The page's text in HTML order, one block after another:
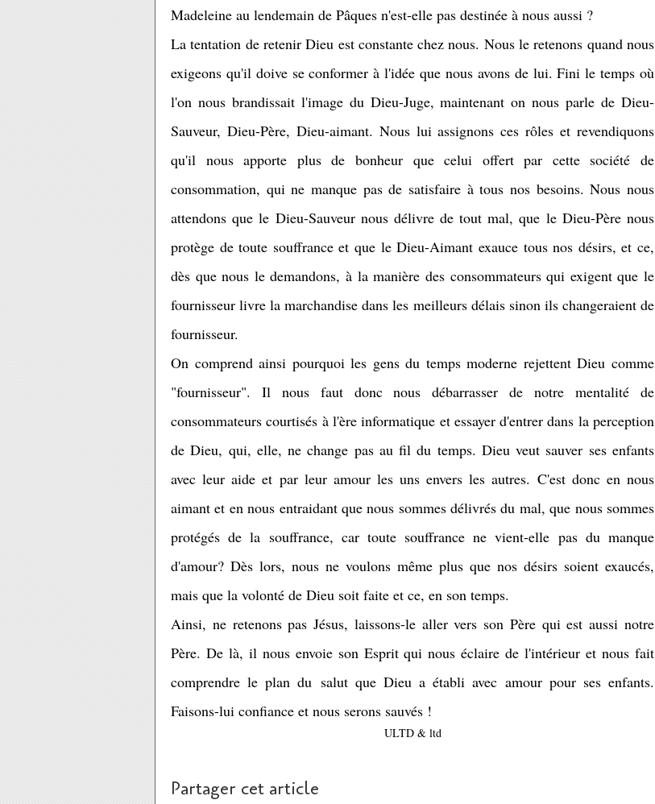
Madeleine au lendemain de Pâques n'est-elle pas destinée à nous aussi ?
La tentation de retenir Dieu est constante chez nous. Nous le retenons quand nous
exigeons qu'il doive se conformer à l'idée que nous avons de lui. Fini le temps où
l'on nous brandissait l'image du Dieu-Juge, maintenant on nous parle de Dieu-
Sauveur, Dieu-Père, Dieu-aimant. Nous lui assignons ces rôles et revendiquons
qu'il nous apporte plus de bonheur que celui offert par cette société de
consommation, qui ne manque pas de satisfaire à tous nos besoins. Nous nous
attendons que le Dieu-Sauveur nous délivre de tout mal, que le Dieu-Père nous
protège de toute souffrance et que le Dieu-Aimant exauce tous nos désirs, et ce,
dès que nous le demandons, à la manière des consommateurs qui exigent que le
fournisseur livre la marchandise dans les meilleurs délais sinon ils changeraient de
fournisseur.
On comprend ainsi pourquoi les gens du temps moderne rejettent Dieu comme
"fournisseur". Il nous faut donc nous débarrasser de notre mentalité de
consommateurs courtisés à l'ère informatique et essayer d'entrer dans la perception
de Dieu, qui, elle, ne change pas au fil du temps. Dieu veut sauver ses enfants
avec leur aide et par leur amour les uns envers les autres. C'est donc en nous
aimant et en nous entraidant que nous sommes délivrés du mal, que nous sommes
protégés de la souffrance, car toute souffrance ne vient-elle pas du manque
d'amour? Dès lors, nous ne voulons même plus que nos désirs soient exaucés,
mais que la volonté de Dieu soit faite et ce, en son temps.
Ainsi, ne retenons pas Jésus, laissons-le aller vers son Père qui est aussi notre
Père. De là, il nous envoie son Esprit qui nous éclaire de l'intérieur et nous fait
comprendre le plan du salut que Dieu a établi avec amour pour ses enfants.
Faisons-lui confiance et nous serons sauvés !
ULTD & ltd
Partager cet article